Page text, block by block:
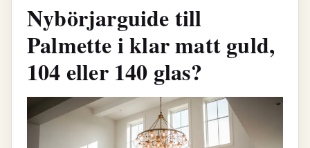
Nybörjarguide till
Palmette i klar matt guld,
104 eller 140 glas?